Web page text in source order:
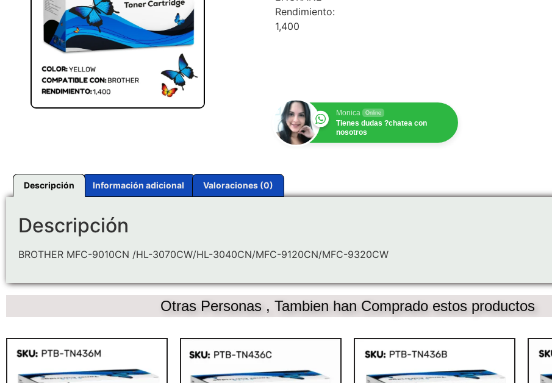
Rendimiento:
1,400
Monica Online
Tienes dudas ?chatea con
nosotros
Descripción Información adicional Valoraciones (0)
Descripción
BROTHER MFC-9010CN /HL-3070CW/HL-3040CN/MFC-9120CN/MFC-9320CW
Otras Personas , Tambien han Comprado estos productos